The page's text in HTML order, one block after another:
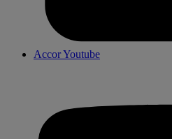
Accor Youtube